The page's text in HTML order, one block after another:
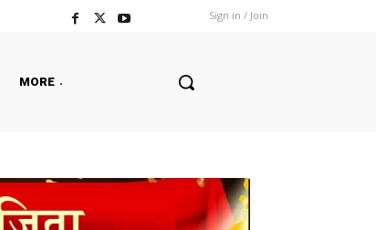
Sign in / Join
MORE